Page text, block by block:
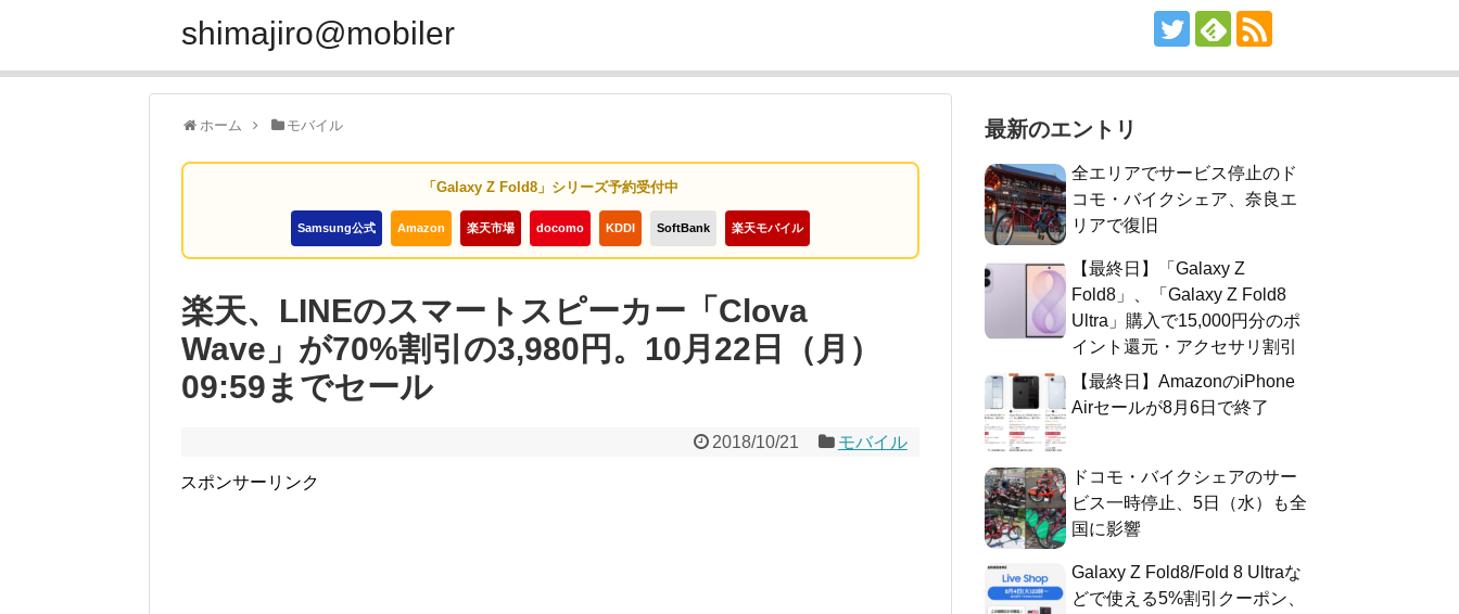
shimajiro@mobiler
ホーム モバイル
「Galaxy Z Fold8」シリーズ予約受付中
Samsung公式 Amazon 楽天市場 docomo KDDI SoftBank 楽天モバイル
楽天、LINEのスマートスピーカー「Clova
Wave」が70%割引の3,980円。10月22日（月）
09:59までセール
2018/10/21 モバイル
スポンサーリンク
最新のエントリ
全エリアでサービス停止のド
コモ・バイクシェア、奈良エ
リアで復旧
【最終日】「Galaxy Z
Fold8」、「Galaxy Z Fold8
Ultra」購入で15,000円分のポ
イント還元・アクセサリ割引
【最終日】AmazonのiPhone
Airセールが8月6日で終了
ドコモ・バイクシェアのサー
ビス一時停止、5日（水）も全
国に影響
Galaxy Z Fold8/Fold 8 Ultraな
どで使える5%割引クーポン、